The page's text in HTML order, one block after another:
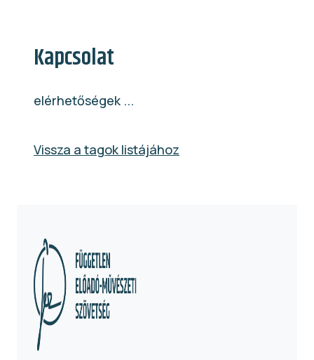
Kapcsolat
elérhetőségek ...
Vissza a tagok listájához